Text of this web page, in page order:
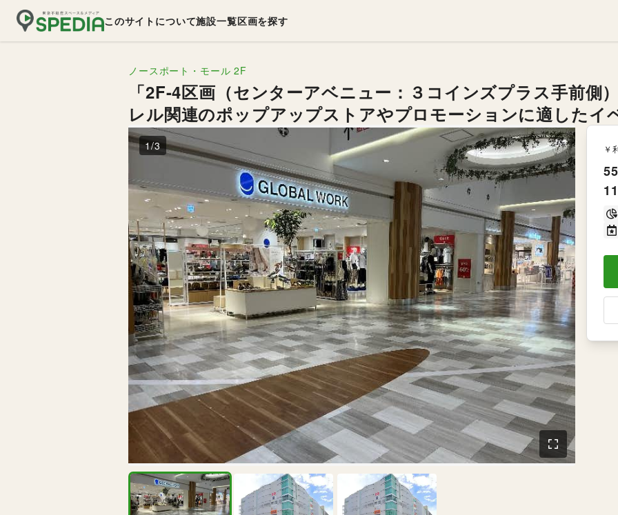
このサイトについて施設一覧区画を探す
ノースポート・モール 2F
「2F-4区画（センターアベニュー：３コインズプラス手前側
レル関連のポップアップストアやプロモーションに適したイ
1/3 ￥